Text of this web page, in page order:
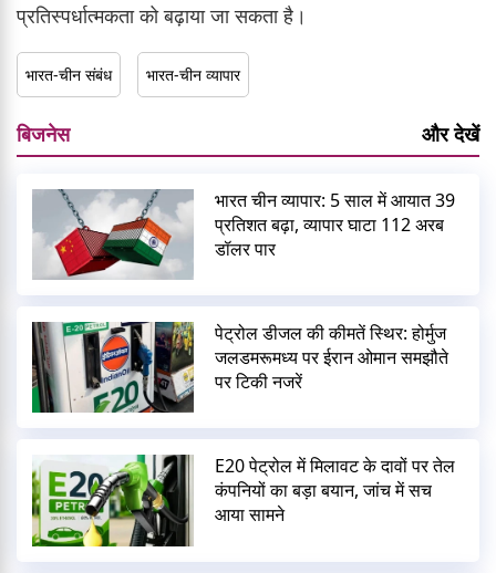
प्रतिस्पर्धात्मकता को बढ़ाया जा सकता है।
भारत-चीन संबंध भारत-चीन व्यापार
बिजनेस और देखें
भारत चीन व्यापार: 5 साल में आयात 39
प्रतिशत बढ़ा, व्यापार घाटा 112 अरब
डॉलर पार
पेट्रोल डीजल की कीमतें स्थिर: होर्मुज
जलडमरूमध्य पर ईरान ओमान समझौते
पर टिकी नजरें
E20 पेट्रोल में मिलावट के दावों पर तेल
कंपनियों का बड़ा बयान, जांच में सच
आया सामने